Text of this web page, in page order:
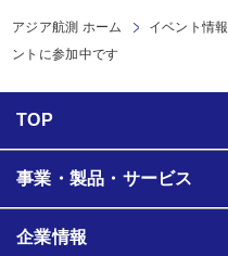
アジア航測 ホーム イベント情報
ントに参加中です
TOP
事業・製品・サービス
企業情報